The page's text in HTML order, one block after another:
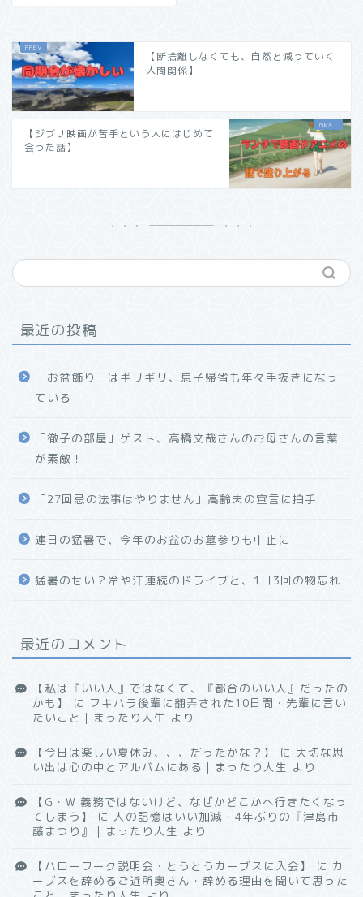
【断捨離しなくても、自然と減っていく
人間関係】
【ジブリ映画が苦手という人にはじめて
会った話】
最近の投稿
「お盆飾り」はギリギリ、息子帰省も年々手抜きになっ
ている
「徹子の部屋」ゲスト、高橋文哉さんのお母さんの言葉
が素敵！
「27回忌の法事はやりません」高齢夫の宣言に拍手
連日の猛暑で、今年のお盆のお墓参りも中止に
猛暑のせい？冷や汗連続のドライブと、1日3回の物忘れ
最近のコメント
【私は『いい人』ではなくて、『都合のいい人』だったの
かも】
に フキハラ後輩に翻弄された10日間・先輩に言い
たいこと｜まったり人生 より
【今日は楽しい夏休み、、、だったかな？】 に 大切な思
い出は心の中とアルバムにある｜まったり人生 より
【G・W 義務ではないけど、なぜかどこかへ行きたくなっ
てしまう】
に 人の記憶はいい加減・4年ぶりの『津島市
藤まつり』｜まったり人生 より
【ハローワーク説明会・とうとうカーブスに入会】 に カ
ーブスを辞めるご近所奥さん・辞める理由を聞いて思った